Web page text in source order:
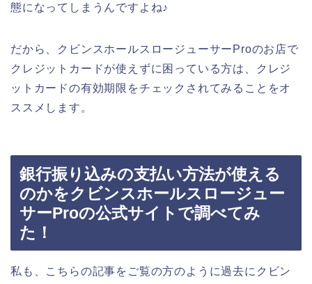
態になってしまうんですよね♪
だから、クビンスホールスロージューサーProのお店で
クレジットカードが使えずに困っている方は、クレジ
ットカードの有効期限をチェックされてみることをオ
ススメします。
銀行振り込みの支払い方法が使える
のかをクビンスホールスロージュー
サーProの公式サイトで調べてみ
た！
私も、こちらの記事をご覧の方のように過去にクビン